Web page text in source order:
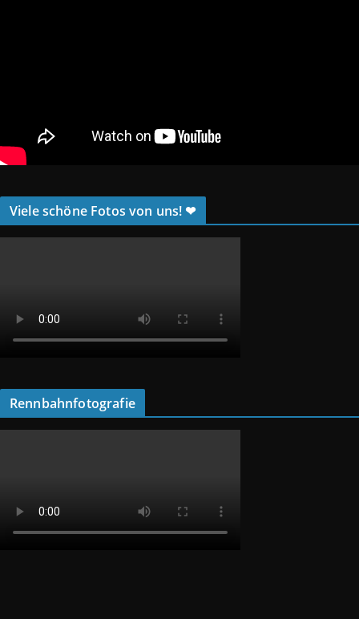
Viele schöne Fotos von uns! ❤
Rennbahnfotografie